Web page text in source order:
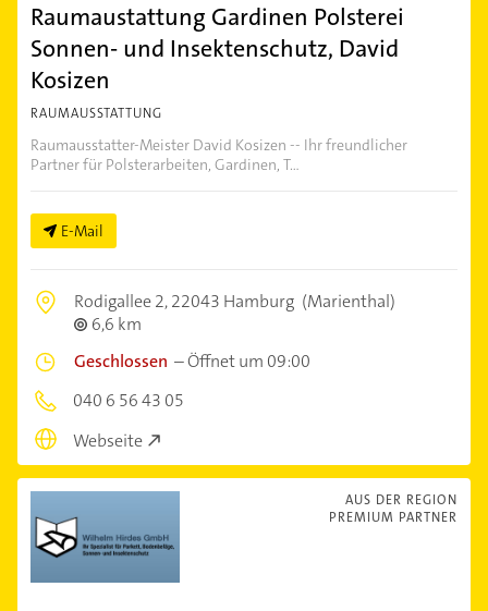
Raumaustattung Gardinen Polsterei
Sonnen- und Insektenschutz, David
Kosizen
RAUMAUSSTATTUNG
Raumausstatter-Meister David Kosizen -- Ihr freundlicher
Partner für Polsterarbeiten, Gardinen, T...
E-Mail
Rodigallee 2,22043 Hamburg (Marienthal)
6,6 km
Geschlossen –Öffnet um 09:00
040 6 56 43 05
Webseite
AUS DER REGION
PREMIUM PARTNER